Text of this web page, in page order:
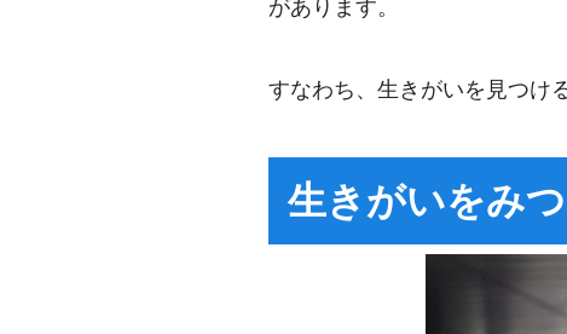
があります。
すなわち、生きがいを見つけ
生きがいをみ